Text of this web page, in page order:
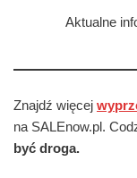
Aktualne
Znajdź więcej
na SALEnow.pl.
być droga.